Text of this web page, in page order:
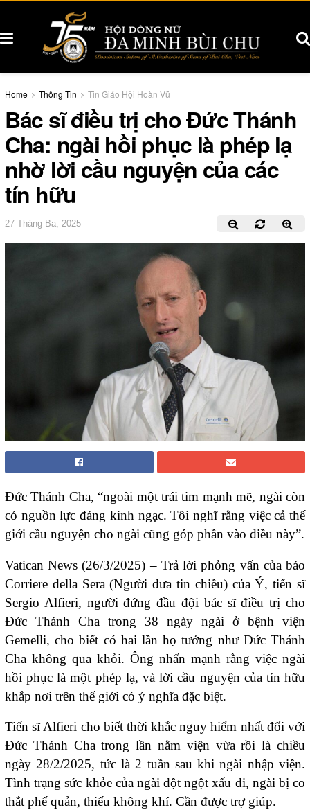
Home Thông Tin Tin Giáo Hội Hoàn Vũ
Bác sĩ điều trị cho Đức Thánh
Cha: ngài hồi phục là phép lạ
nhờ lời cầu nguyện của các
tín hữu
27 Tháng Ba, 2025
Đức Thánh Cha, “ngoài một trái tim mạnh mẽ, ngài còn
có nguồn lực đáng kinh ngạc. Tôi nghĩ rằng việc cả thế
giới cầu nguyện cho ngài cũng góp phần vào điều này”.
Vatican News (26/3/2025) – Trả lời phỏng vấn của báo
Corriere della Sera (Người đưa tin chiều) của Ý, tiến sĩ
Sergio Alfieri, người đứng đầu đội bác sĩ điều trị cho
Đức Thánh Cha trong 38 ngày ngài ở bệnh viện
Gemelli, cho biết có hai lần họ tưởng như Đức Thánh
Cha không qua khỏi. Ông nhấn mạnh rằng việc ngài
hồi phục là một phép lạ, và lời cầu nguyện của tín hữu
khắp nơi trên thế giới có ý nghĩa đặc biệt.
Tiến sĩ Alfieri cho biết thời khắc nguy hiểm nhất đối với
Đức Thánh Cha trong lần nằm viện vừa rồi là chiều
ngày 28/2/2025, tức là 2 tuần sau khi ngài nhập viện.
Tình trạng sức khỏe của ngài đột ngột xấu đi, ngài bị co
thắt phế quản, thiếu không khí. Cần được trợ giúp.